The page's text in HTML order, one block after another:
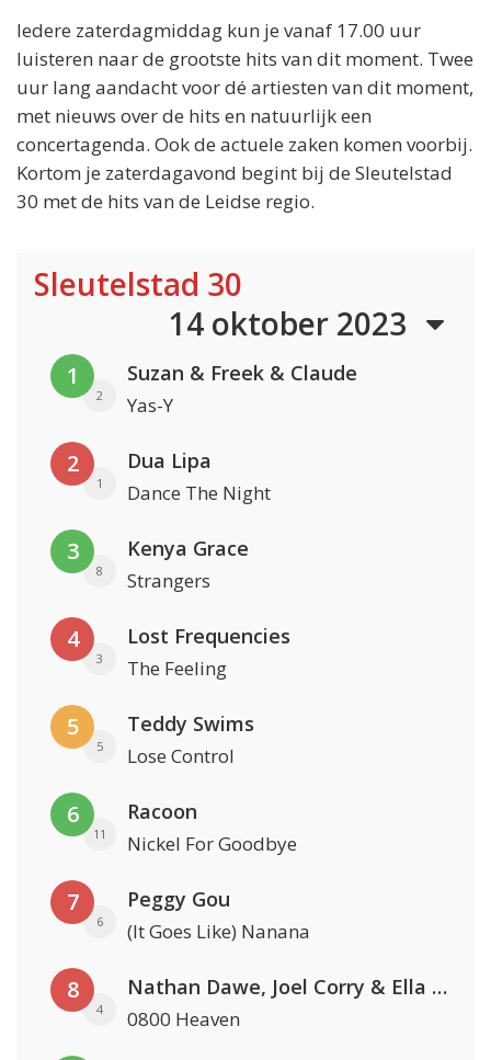
Iedere zaterdagmiddag kun je vanaf 17.00 uur
luisteren naar de grootste hits van dit moment. Twee
uur lang aandacht voor dé artiesten van dit moment,
met nieuws over de hits en natuurlijk een
concertagenda. Ook de actuele zaken komen voorbij.
Kortom je zaterdagavond begint bij de Sleutelstad
30 met de hits van de Leidse regio.
Sleutelstad 30
14 oktober 2023
1
2
Suzan & Freek & Claude
Yas-Y
2
1
Dua Lipa
Dance The Night
3
8
Kenya Grace
Strangers
4
3
Lost Frequencies
The Feeling
5
5
Teddy Swims
Lose Control
6
11
Racoon
Nickel For Goodbye
7
6
Peggy Gou
(It Goes Like) Nanana
8
4
Nathan Dawe, Joel Corry & Ella Henderson
0800 Heaven